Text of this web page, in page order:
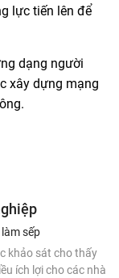
lực tiến lên để
dạng người
xây dựng mạng
sếp
khảo sát cho thấy
ích lợi cho các nhà